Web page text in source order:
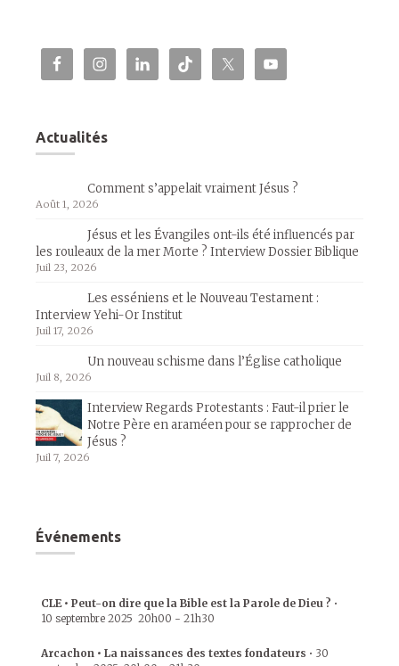
Actualités
Comment s’appelait vraiment Jésus ?
Août 1, 2026
Jésus et les Évangiles ont-ils été influencés par
les rouleaux de la mer Morte ? Interview Dossier Biblique
Juil 23, 2026
Les esséniens et le Nouveau Testament :
Interview Yehi-Or Institut
Juil 17, 2026
Un nouveau schisme dans l’Église catholique
Juil 8, 2026
Interview Regards Protestants : Faut-il prier le
Notre Père en araméen pour se rapprocher de
Jésus ?
Juil 7, 2026
Événements
CLE • Peut-on dire que la Bible est la Parole de Dieu ? •
10 septembre 2025 20h00 - 21h30
Arcachon • La naissances des textes fondateurs • 30